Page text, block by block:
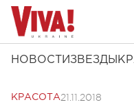
НОВОСТИ ЗВЕЗДЫ
КРАСОТА21.11.2018